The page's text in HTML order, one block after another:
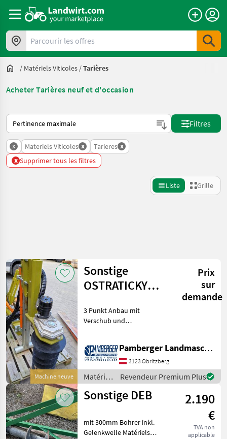
Parcourir les offres
/ Matériels Viticoles /Tarières
Acheter Tarières neuf et d'occasion
Voici comment les annonces sont triées sur Landwirt.com
Filtres
x Materiels Viticoles x Tarieres x
x Supprimer tous les filtres
Liste Grille
Catégorie 3 Pays Filtres
CHEMIN
ACTUEL
matériel
agricole
Materiels
Viticoles
Tarieres
CHOISIR
UNE
CATÉGORIE
Sonstige
4
Réinitialiser
5
résultats
Machine neuve
Sonstige
OSTRATICKY
NEU
Prix
sur
demande
3 Punkt Anbau mit
Verschub und
vorbehalten. Matériels
viticoles Tarières
Pamberger Landmaschinentechnik GmbH
3123 Obritzberg
Matériels
viticoles
/
Revendeur Premium Plus
Sonstige DEB
2.190
€
TVA non
applicable
mit 300mm Bohrer inkl.
Gelenkwelle Matériels